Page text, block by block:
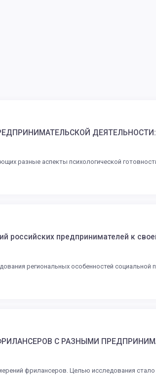
разные аспекты психологической
российских предпринимателей к
региональных особенностей социальной
С РАЗНЫМИ
фрилансеров. Целью исследования